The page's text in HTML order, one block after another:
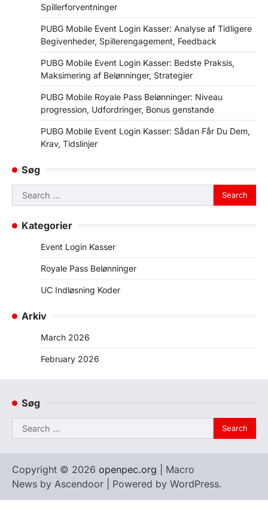
Spillerforventninger
PUBG Mobile Event Login Kasser: Analyse af Tidligere
Begivenheder, Spillerengagement, Feedback
PUBG Mobile Event Login Kasser: Bedste Praksis,
Maksimering af Belønninger, Strategier
PUBG Mobile Royale Pass Belønninger: Niveau
progression, Udfordringer, Bonus genstande
PUBG Mobile Event Login Kasser: Sådan Får Du Dem,
Krav, Tidslinjer
Søg
Search
for:
Kategorier
Event Login Kasser
Royale Pass Belønninger
UC Indløsning Koder
Arkiv
March 2026
February 2026
Søg
Search
for:
Copyright © 2026 openpec.org | Macro
News by Ascendoor | Powered by WordPress.